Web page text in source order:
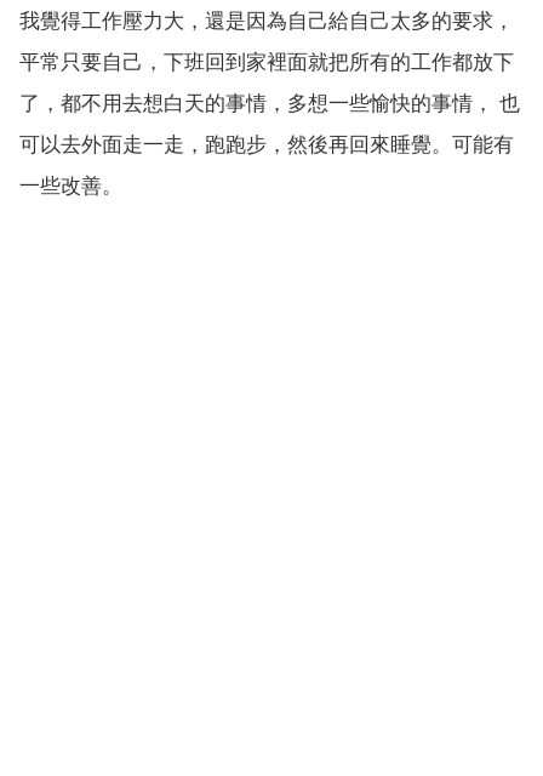
我覺得工作壓力大，還是因為自己給自己太多的要求，
平常只要自己，下班回到家裡面就把所有的工作都放下
了，都不用去想白天的事情，多想一些愉快的事情， 也
可以去外面走一走，跑跑步，然後再回來睡覺。可能有
一些改善。